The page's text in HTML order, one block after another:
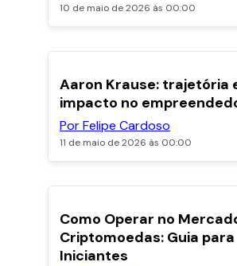
10 de maio de 2026 às 00:00
Aaron Krause: trajetória
impacto no
Por Felipe Cardoso
11 de maio de 2026 às 00:00
Como Operar no
Criptomoedas: Guia para
Iniciantes